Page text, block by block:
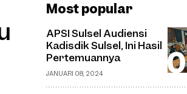
Most popular
APSI Sulsel Audiensi
Kadisdik Sulsel, Ini Hasil
Pertemuannya
JANUARI 08, 2024